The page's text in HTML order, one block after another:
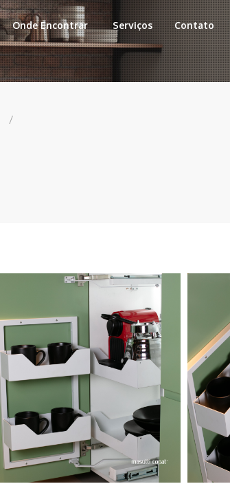
Onde Encontrar Serviços Contato
/